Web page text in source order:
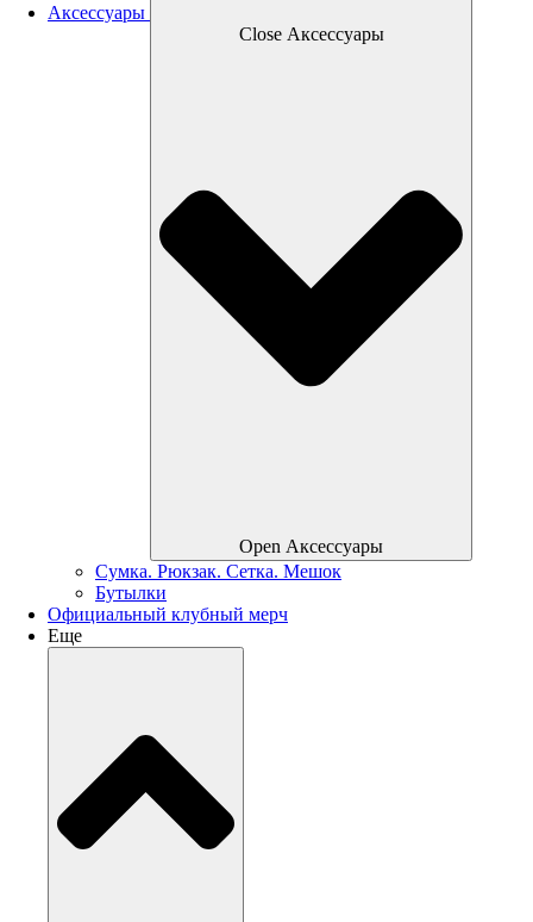
Аксессуары
Close Аксессуары
Open Аксессуары
Сумка. Рюкзак. Сетка. Мешок
Бутылки
Официальный клубный мерч
Еще